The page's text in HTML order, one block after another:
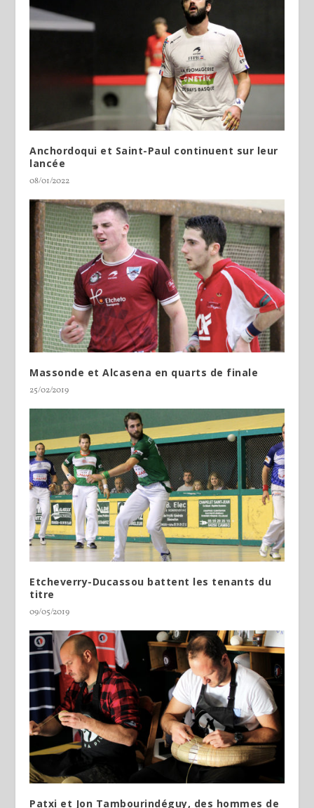
Anchordoqui et Saint-Paul continuent sur leur
lancée
08/01/2022
Massonde et Alcasena en quarts de finale
25/02/2019
Etcheverry-Ducassou battent les tenants du
titre
09/05/2019
Patxi et Jon Tambourindéguy, des hommes de